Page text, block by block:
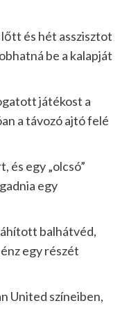
és hét asszisztot
be a kalapját
játékost a
a távozó ajtó felé
és egy „olcsó”
egy
áhított balhátvéd,
egy részét
United színeiben,